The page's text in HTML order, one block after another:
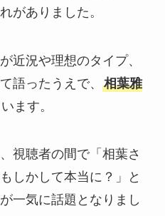
がありました。
近況や理想のタイプ、
語ったうえで、 相葉雅
ます。
視聴者の間で「相葉さ
しかして本当に？」と
一気に話題となりまし